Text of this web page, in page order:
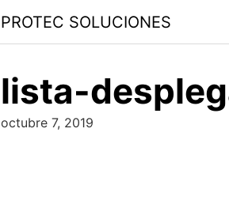
PROTEC SOLUCIONES
lista-
octubre 7, 2019